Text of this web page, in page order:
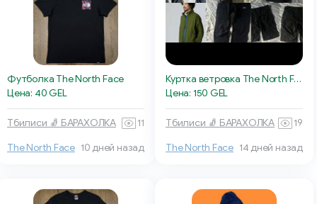
Футболка The North Face
Цена: 40 GEL
Тбилиси 🧦 БАРАХОЛКА 11
The North Face 10 дней назад
Куртка ветровка The North Face
Цена: 150 GEL
Тбилиси 🧦 БАРАХОЛКА 19
The North Face 14 дней назад